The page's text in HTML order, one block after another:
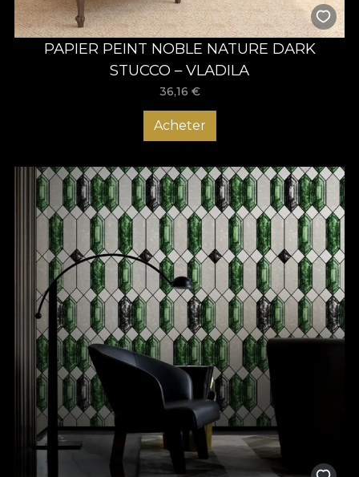
PAPIER PEINT NOBLE NATURE DARK
STUCCO – VLADILA
36,16 €
Acheter